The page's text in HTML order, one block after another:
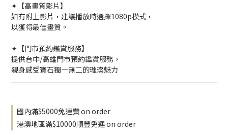
✦【高畫質影片】
如有附上影片，建議播放時選擇1080p模式，
以獲得最佳畫質。
✦【門市預約鑑賞服務】
提供台中/高雄門市預約鑑賞服務，
親身感受寶石獨一無二的璀璨魅力
國內滿$5000免運費 on order
港澳地區滿$10000順豐免運 on order